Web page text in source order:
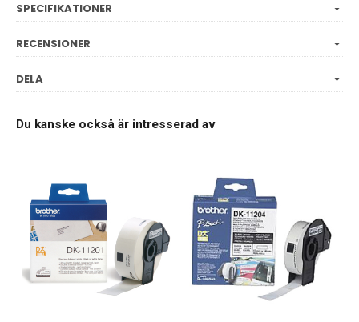
SPECIFIKATIONER
RECENSIONER
DELA
Du kanske också är intresserad av